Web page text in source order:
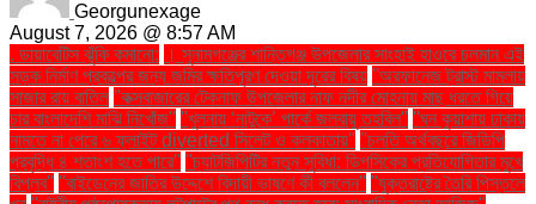
Georgunexage
August 7, 2026 @ 8:57 AM
. ডায়াবেটিস ঝুঁকি কমানো:
। সুনামগঞ্জের শান্তিগঞ্জ উপজেলার সাংহাই হাওরে চলমান এই
সড়ক নির্মাণ প্রকল্পের জন্য জমির ক্ষতিপূরণ দেওয়া দূরের বিষয় ''অরফানেজ ট্রাস্ট মামলায়
সাজার রায় বাতিল ''কক্সবাজারের টেকনাফ উপজেলার নাফ নদীর মোহনায় মাছ ধরতে গিয়ে
চার বাংলাদেশি মাঝি নিখোঁজ'' ''খুলনায় ‘নাটুকে’ পার্কে জলবায়ু তহবিল'' ''ঘন কুয়াশায় ঢাকায়
নামতে না পেরে ৬ ফ্লাইট diverted সিলেট ও কলকাতায়'' ''চলতি অর্থবছরে জিডিপি
প্রবৃদ্ধি ৪ শতাংশ হতে পারে'' ''চ্যাটজিপিটির নতুন সুবিধা: ডিপসিকের প্রতিযোগিতার মুখে
বিপ্লব'' ''বাইডেনের জাতির উদ্দেশে বিদায়ী ভাষণে কী বললেন'' ''যুক্তরাষ্ট্রে তৈরি পিস্তলে